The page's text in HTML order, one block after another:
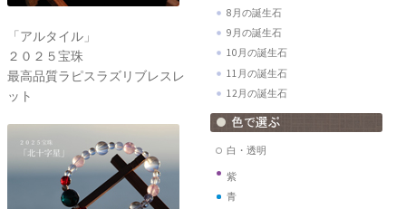
「アルタイル」
２０２５宝珠
最高品質ラピスラズリブレスレ
ット
8月の誕生石
9月の誕生石
10月の誕生石
11月の誕生石
12月の誕生石
白・透明
紫
青